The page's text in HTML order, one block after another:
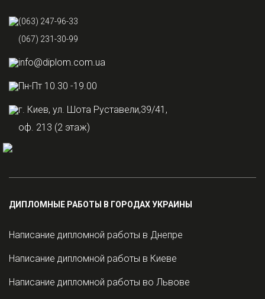
(063) 247-96-33
(067) 231-30-99
info@diplom.com.ua
Пн-Пт 10.30 -19.00
г. Киев, ул. Шота Руставели,39/41,
оф. 213 (2 этаж)
ДИПЛОМНЫЕ РАБОТЫ В ГОРОДАХ УКРАИНЫ
Написание дипломной работы в Днепре
Написание дипломной работы в Киеве
Написание дипломной работы во Львове